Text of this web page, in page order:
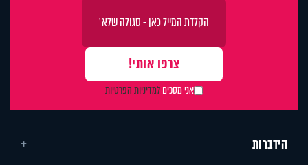
אני מסכיםלמדיניות הפרטיות
הידברות